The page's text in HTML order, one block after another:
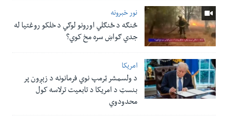
نور خبرونه
څنګه د ځنګلي اورونو لوګي د خلکو روغتیا له
جدي ګواښ سره مخ کوي؟
امریکا
د ولسمشر ټرمپ نوي فرمانونه د زېږون پر
بنسټ د امریکا د تابعیت ترلاسه کول
محدودوي